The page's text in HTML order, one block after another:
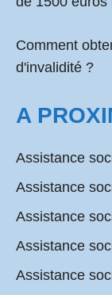
Comment
d'invalidité ?
A
Assistance
Assistance
Assistance
Assistance
Assistance